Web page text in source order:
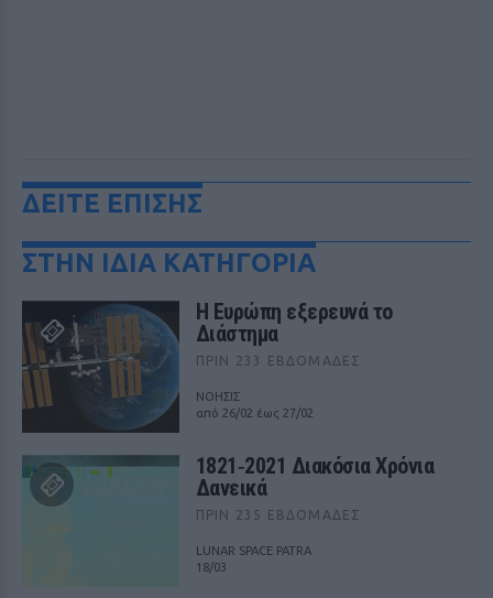
ΔΕΙΤΕ ΕΠΙΣΗΣ
ΣΤΗΝ ΙΔΙΑ ΚΑΤΗΓΟΡΙΑ
Η Ευρώπη εξερευνά το
Διάστημα
ΠΡΙΝ 233 ΕΒΔΟΜΆΔΕΣ
ΝΟΗΣΙΣ
από 26/02 έως 27/02
1821‑2021 Διακόσια Χρόνια
Δανεικά
ΠΡΙΝ 235 ΕΒΔΟΜΆΔΕΣ
LUNAR SPACE PATRA
18/03